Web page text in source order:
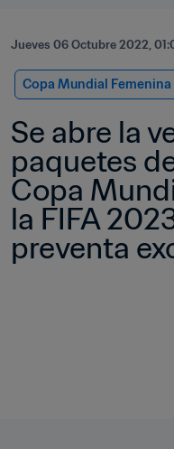
Jueves 06 Octubre 2022,
Copa Mundial Femenina
Se abre la
paquetes
Copa
la FIFA
preventa